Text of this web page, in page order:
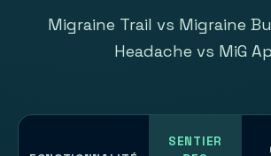
Migraine Trail vs Migraine
Headache vs MiG
SENTIER